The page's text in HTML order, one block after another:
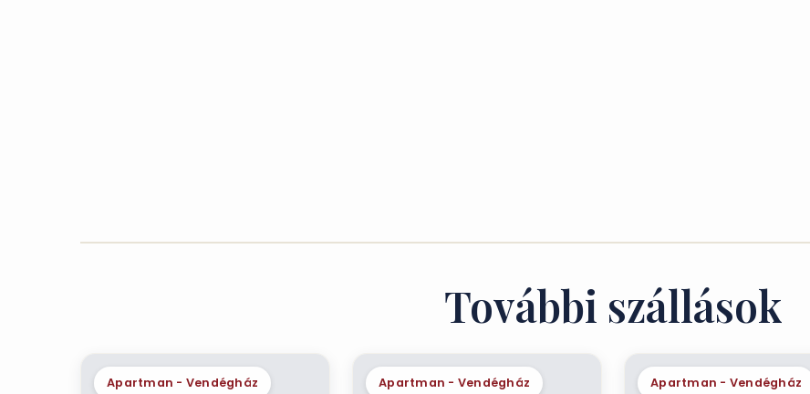
További szállások
Apartman - Vendégház Apartman - Vendégház Apartman - Vendégház